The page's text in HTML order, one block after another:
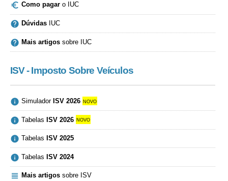
 Como pagaro IUC
 DúvidasIUC
 Mais artigossobre IUC
ISV - Imposto Sobre Veículos
 Simulador ISV 2026 novo
 Tabelas ISV 2026 novo
 Tabelas ISV 2025
 Tabelas ISV 2024
 Mais artigossobre ISV